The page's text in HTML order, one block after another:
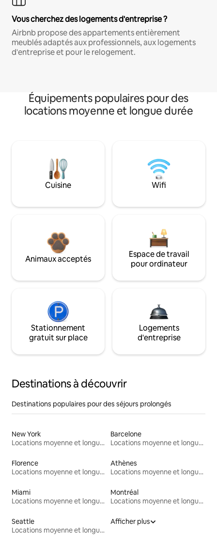
Vous cherchez des logements d'entreprise ?
Airbnb propose des appartements entièrement
meublés adaptés aux professionnels, aux logements
d'entreprise et pour le relogement.
Équipements populaires pour des
locations moyenne et longue durée
Cuisine Wifi
Animaux acceptés
Espace de travail
pour ordinateur
Stationnement
gratuit sur place
Logements
d'entreprise
Destinations à découvrir
Destinations populaires pour des séjours prolongés
New York
Locations moyenne et longue durée
Barcelone
Locations moyenne et longue durée
Florence
Locations moyenne et longue durée
Athènes
Locations moyenne et longue durée
Miami
Locations moyenne et longue durée
Montréal
Locations moyenne et longue durée
Seattle
Locations moyenne et longue durée
Afficher plus